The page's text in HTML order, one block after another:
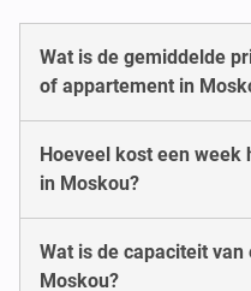
Wat is de gemiddelde
of appartement in
Hoeveel kost een
in Moskou?
Wat is de capaciteit
Moskou?